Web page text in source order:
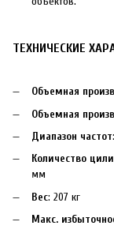
ТЕХНИЧЕСКИЕ
Объемная
Объемная
Диапазон частот
Количество
мм
Вес: 207 кг
Макс.